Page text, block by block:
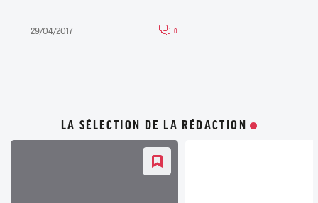
29/04/2017 0
LA SÉLECTION DE LA RÉDACTION